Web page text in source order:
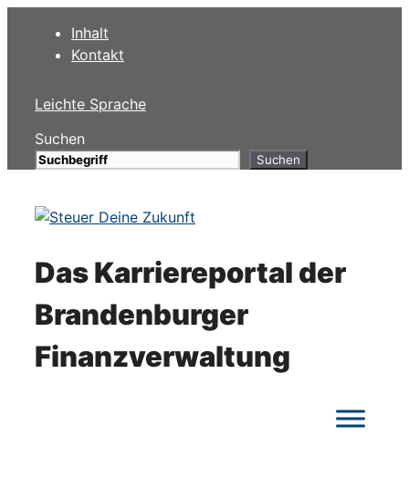
springen
Inhalt
Kontakt
Leichte Sprache
Suchen
Suchen
Das Karriereportal der
Brandenburger
Finanzverwaltung